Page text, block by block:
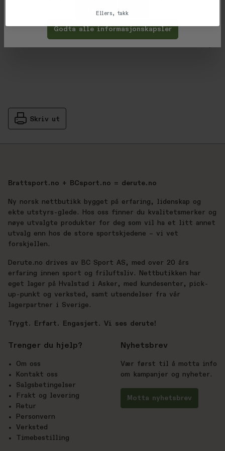
Gjennomsnittsvurdering:
Skriv ut
Brattsport.no + BCsport.no = derute.no
Ny norsk nettbutikk bygget på erfaring, lidenskap og
ekte utstyrs-glede. Hos oss finner du kvalitetsmerker og
nøye utvalgte produkter for deg som vil ha et litt annet
utvalg enn hos de store sportskjedene – vi vet
forskjellen.
Derute.no drives av BC Sport AS, med over 20 års
erfaring innen sport og friluftsliv. Nettbutikken har
eget lager på Hvalstad i Asker, med kundesenter, pick-
up-punkt og verksted, samt utsendelser fra vår
lagerpartner i Sverige.
Trygt. Erfart. Engasjert. Vi ses derute!
Trenger du hjelp?
Om oss
Kontakt oss
Salgsbetingelser
Frakt og levering
Retur
Personvern
Verksted
Timebestilling
Nyhetsbrev
Vær først til å motta info
om kampanjer og nyheter.
Motta nyhetsbrev
Godta alle informasjonskapsler
Ellers, takk